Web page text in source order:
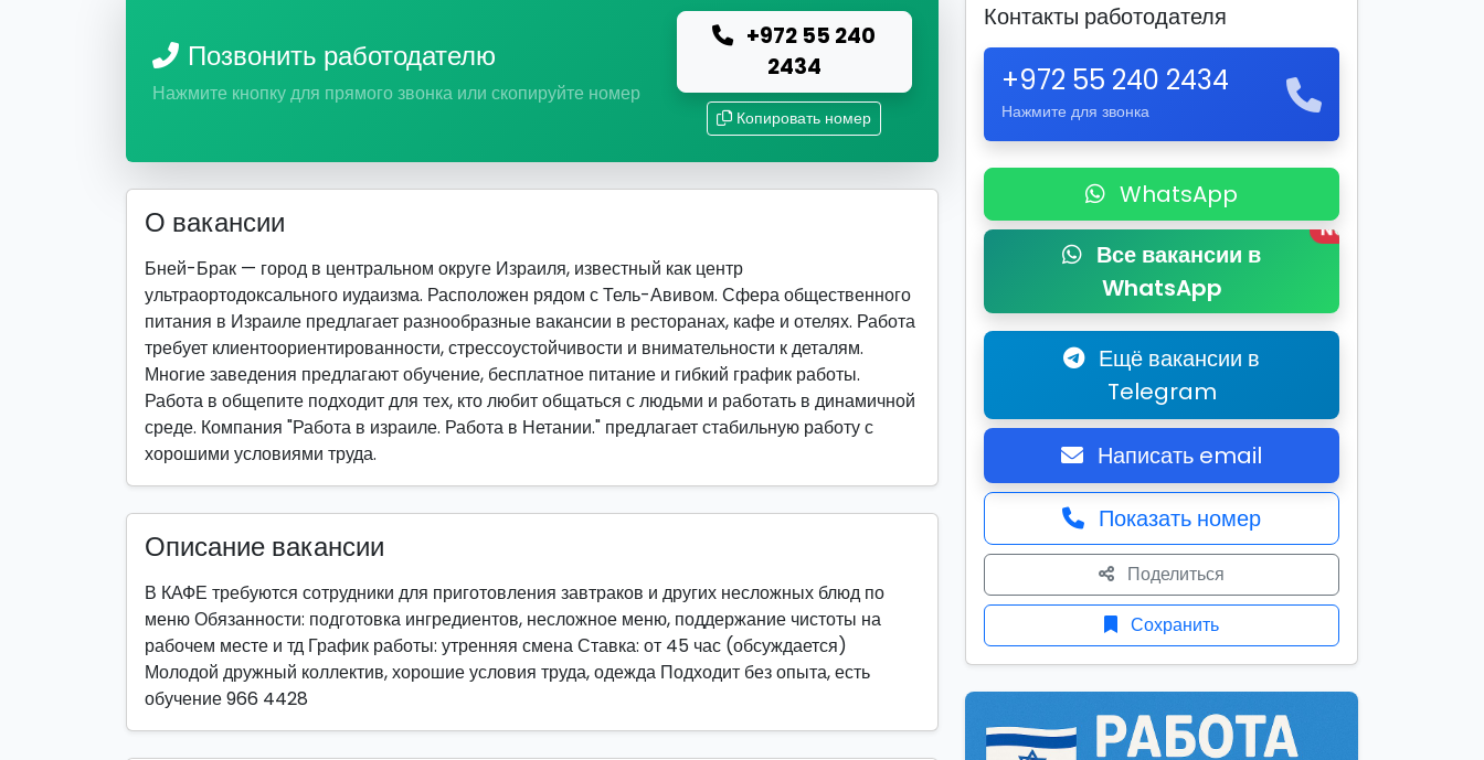
Позвонить работодателю
Нажмите кнопку для прямого звонка или скопируйте номер
+972 55 240
2434
Копировать номер
О вакансии
Бней-Брак — город в центральном округе Израиля, известный как центр
ультраортодоксального иудаизма. Расположен рядом с Тель-Авивом. Сфера общественного
питания в Израиле предлагает разнообразные вакансии в ресторанах, кафе и отелях. Работа
требует клиентоориентированности, стрессоустойчивости и внимательности к деталям.
Многие заведения предлагают обучение, бесплатное питание и гибкий график работы.
Работа в общепите подходит для тех, кто любит общаться с людьми и работать в динамичной
среде. Компания "Работа в израиле. Работа в Нетании." предлагает стабильную работу с
хорошими условиями труда.
Описание вакансии
В КАФЕ требуются сотрудники для приготовления завтраков и других несложных блюд по
меню Обязанности: подготовка ингредиентов, несложное меню, поддержание чистоты на
рабочем месте и тд График работы: утренняя смена Ставка: от 45 час (обсуждается)
Молодой дружный коллектив, хорошие условия труда, одежда Подходит без опыта, есть
обучение 966 4428
Контакты работодателя
+972 55 240 2434
Нажмите для звонка
WhatsApp
Все вакансии в
WhatsApp
New
Ещё вакансии в
Telegram
Написать email
Показать номер
Поделиться
Сохранить